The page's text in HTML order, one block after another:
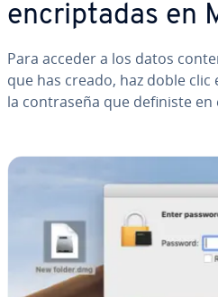
en­cri­p­ta­das en
Para acceder a los datos
que has creado, haz doble
la co­n­tra­se­ña que definiste en